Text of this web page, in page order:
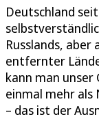
Deutschland
Russlands, aber
entfernter
kann man unser
einmal mehr
– das ist der